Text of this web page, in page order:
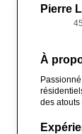
Pierre
À
des